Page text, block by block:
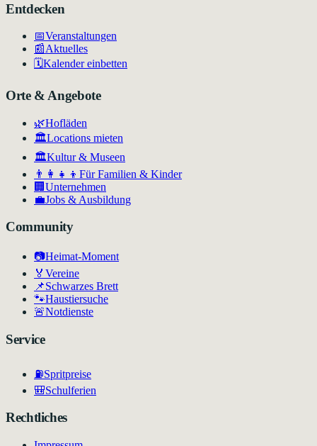
Entdecken
📅Veranstaltungen
📰Aktuelles
🗓️Kalender einbetten
Orte & Angebote
🌿Hofläden
🏛️Locations mieten
🏛Kultur & Museen
👨‍👩‍👧‍👦 Für Familien & Kinder
🏢 Unternehmen
💼Jobs & Ausbildung
Community
📷Heimat-Moment
🏅 Vereine
📌Schwarzes Brett
🐾Haustiersuche
🚨Notdienste
Service
⛽Spritpreise
🎒Schulferien
Rechtliches